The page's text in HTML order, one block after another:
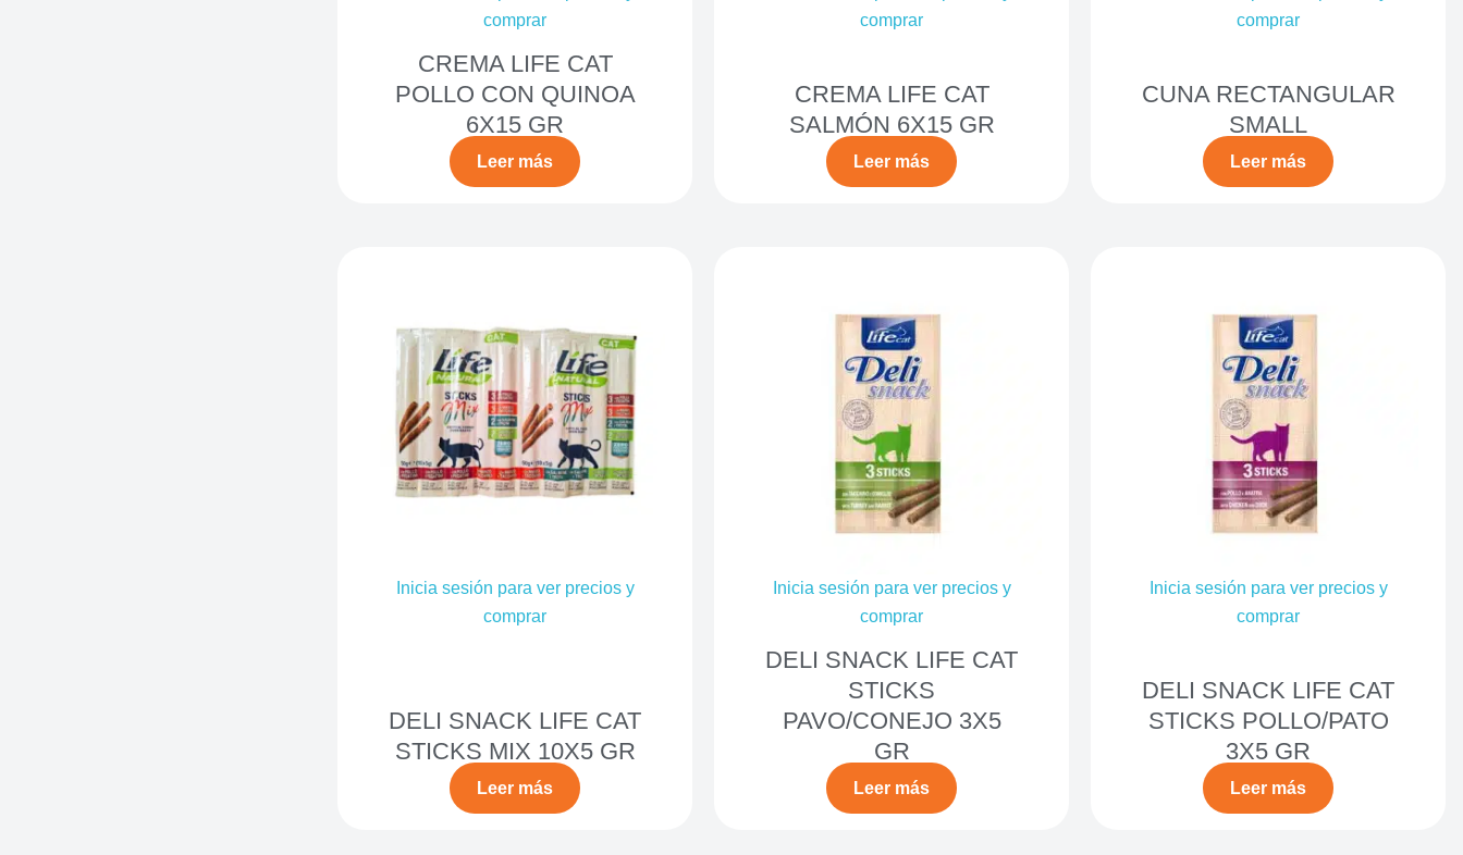
comprar
CREMA LIFE CAT
POLLO CON QUINOA
6X15 GR
Leer más
comprar
CREMA LIFE CAT
SALMÓN 6X15 GR
Leer más
comprar
CUNA RECTANGULAR
SMALL
Leer más
Inicia sesión para ver precios y
comprar
DELI SNACK LIFE CAT
STICKS MIX 10X5 GR
Leer más
Inicia sesión para ver precios y
comprar
DELI SNACK LIFE CAT
STICKS
PAVO/CONEJO 3X5
GR
Leer más
Inicia sesión para ver precios y
comprar
DELI SNACK LIFE CAT
STICKS POLLO/PATO
3X5 GR
Leer más